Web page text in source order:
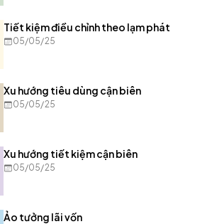
Tiết kiệm điều chỉnh theo lạm phát
05/05/25
Xu hướng tiêu dùng cận biên
05/05/25
Xu hướng tiết kiệm cận biên
05/05/25
Ảo tưởng lãi vốn